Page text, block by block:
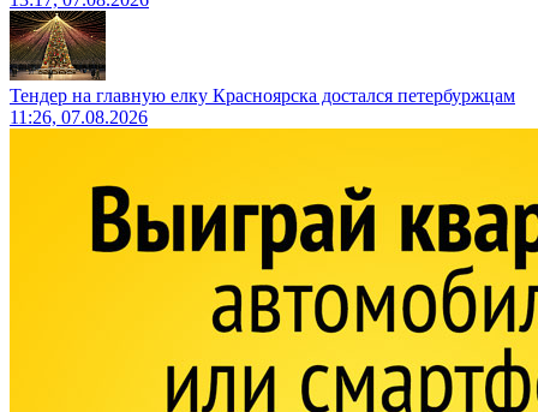
Тендер на главную елку Красноярска достался петербуржцам
11:26, 07.08.2026